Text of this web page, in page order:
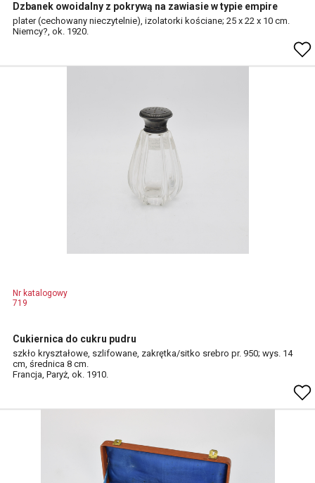
Dzbanek owoidalny z pokrywą na zawiasie w typie empire
plater (cechowany nieczytelnie), izolatorki kościane; 25 x 22 x 10 cm.
Niemcy?, ok. 1920.
Nr katalogowy
719
Cukiernica do cukru pudru
szkło kryształowe, szlifowane, zakrętka/sitko srebro pr. 950; wys. 14
cm, średnica 8 cm.
Francja, Paryż, ok. 1910.